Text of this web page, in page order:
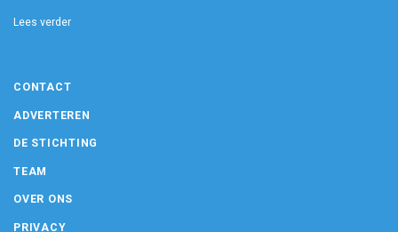
Lees verder
CONTACT
ADVERTEREN
DE STICHTING
TEAM
OVER ONS
PRIVACY